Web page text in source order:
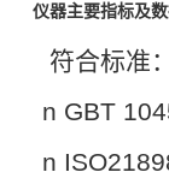
仪器主
符合标准：
n GBT
n